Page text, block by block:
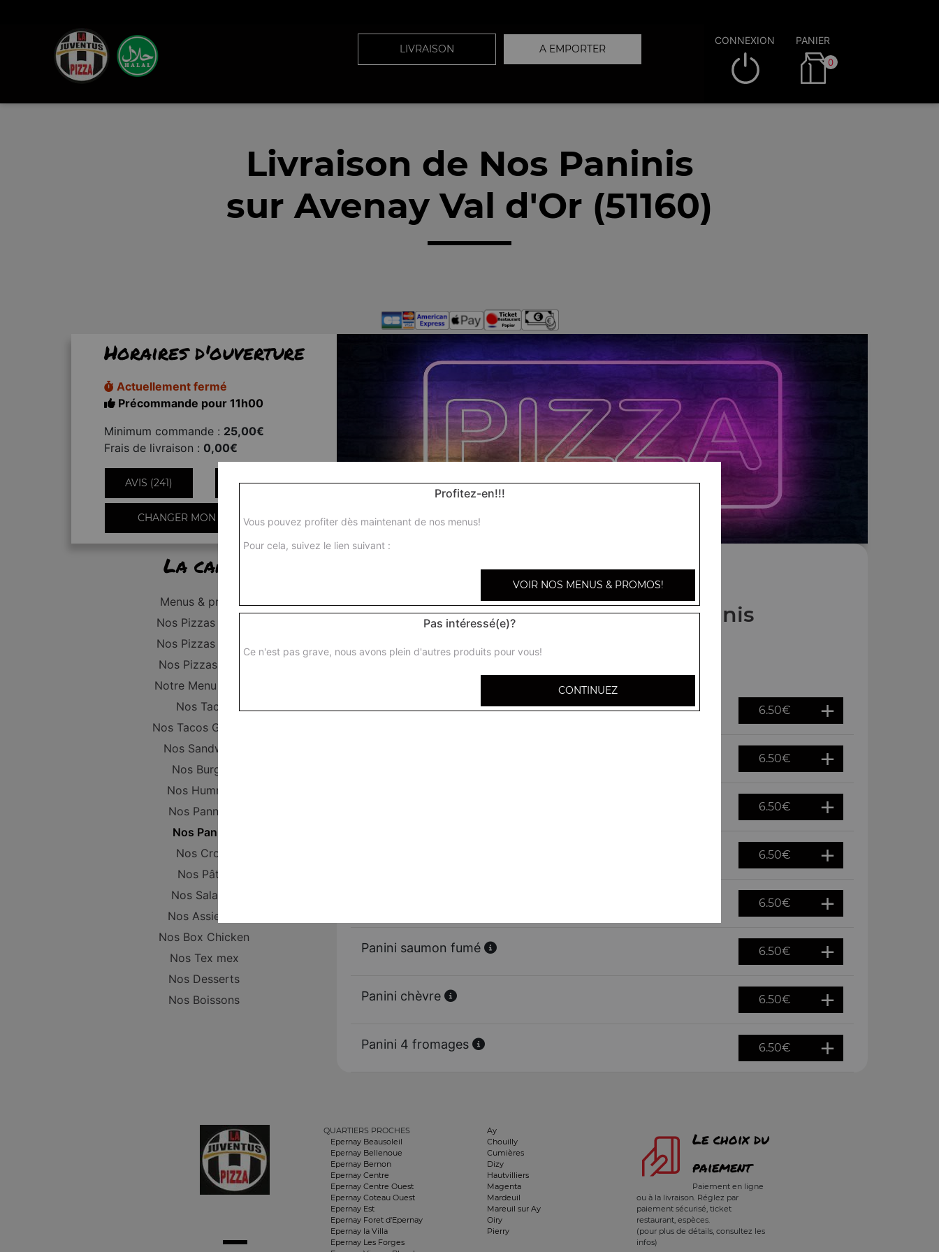
LIVRAISON A EMPORTER
CONNEXION PANIER
0
Livraison de Nos Paninis
sur Avenay Val d'Or (51160)
Horaires d'ouverture
Actuellement fermé
Précommande pour 11h00
Minimum commande : 25,00€
Frais de livraison : 0,00€
AVIS (241) INFORMATIONS
CHANGER MON QUARTIER
La carte
Menus & promos
Nos Pizzas Junior
Nos Pizzas Senior
Nos Pizzas Méga
Notre Menu Enfant
Nos Tacos
Nos Tacos Gratinés
Nos Sandwichs
Nos Burgers
Nos Hummers
Nos Pannizza
Nos Paninis
Nos Croqs
Nos Pâtes
Nos Salades
Nos Assiettes
Nos Box Chicken
Nos Tex mex
Nos Desserts
Nos Boissons
Nos Paninis
6.50€
6.50€
6.50€
6.50€
6.50€
Panini saumon fumé 6.50€
Panini chèvre 6.50€
Panini 4 fromages 6.50€
QUARTIERS PROCHES
Epernay Beausoleil
Epernay Bellenoue
Epernay Bernon
Epernay Centre
Epernay Centre Ouest
Epernay Coteau Ouest
Epernay Est
Epernay Foret d'Epernay
Epernay la Villa
Epernay Les Forges
Ay
Chouilly
Cumières
Dizy
Hautvilliers
Magenta
Mardeuil
Mareuil sur Ay
Oiry
Pierry
Le choix du
paiement
Paiement en ligne
ou à la livraison. Réglez par
paiement sécurisé, ticket
restaurant, espèces.
(pour plus de détails, consultez les
infos)
Profitez-en!!!
Vous pouvez profiter dès maintenant de nos menus!
Pour cela, suivez le lien suivant :
VOIR NOS MENUS & PROMOS!
Pas intéressé(e)?
Ce n'est pas grave, nous avons plein d'autres produits pour vous!
CONTINUEZ